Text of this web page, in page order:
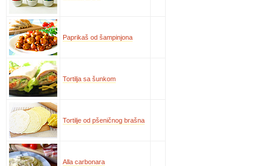
Paprikaš od šampinjona
Tortilja sa šunkom
Tortilje od pšeničnog brašna
Alla carbonara